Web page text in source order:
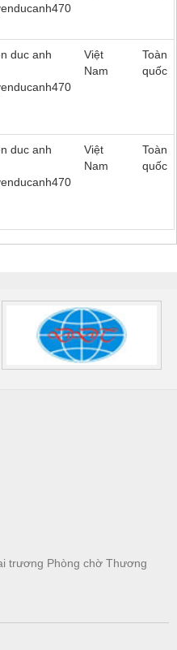
duc anh
Việt
Nam
Toàn
quốc
duc anh
Việt
Nam
Toàn
quốc
trương Phòng chờ Thương